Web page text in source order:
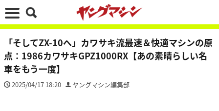
「そしてZX-10へ」カワサキ流最速＆快適マシンの原
点：1986カワサキGPZ1000RX【あの素晴らしい名
車をもう一度】
2025/04/17 18:20 ヤングマシン編集部